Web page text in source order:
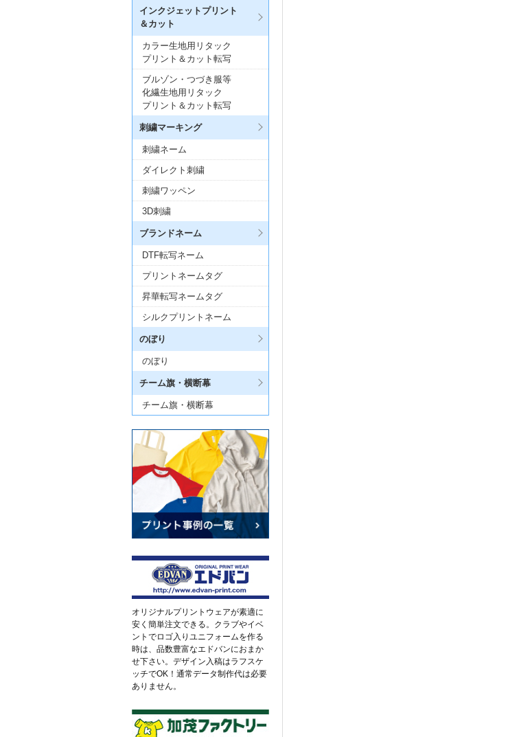
インクジェットプリント
＆カット
カラー生地用リタック
プリント＆カット転写
ブルゾン・つづき服等
化繊生地用リタック
プリント＆カット転写
刺繍マーキング
刺繍ネーム
ダイレクト刺繍
刺繍ワッペン
3D刺繍
ブランドネーム
DTF転写ネーム
プリントネームタグ
昇華転写ネームタグ
シルクプリントネーム
のぼり
のぼり
チーム旗・横断幕
チーム旗・横断幕
オリジナルプリントウェアが素適に
安く簡単注文できる。クラブやイベ
ントでロゴ入りユニフォームを作る
時は、品数豊富なエドバンにおまか
せ下さい。デザイン入稿はラフスケ
ッチでOK！通常データ制作代は必要
ありません。